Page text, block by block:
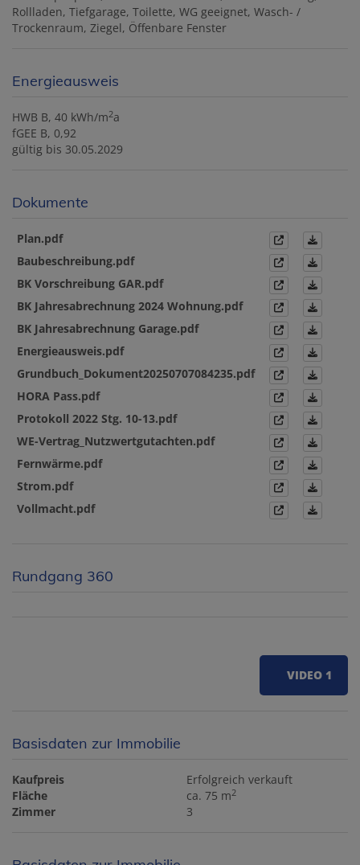
Rollladen Tiefgarage Toilette WG geeignet Wasch- /
Trockenraum Ziegel Öffenbare Fenster
Energieausweis
HWB B, 40 kWh/m2a
fGEE B, 0,92
gültig bis 30.05.2029
Dokumente
Plan.pdf
Baubeschreibung.pdf
BK Vorschreibung GAR.pdf
BK Jahresabrechnung 2024 Wohnung.pdf
BK Jahresabrechnung Garage.pdf
Energieausweis.pdf
Grundbuch_Dokument20250707084235.pdf
HORA Pass.pdf
Protokoll 2022 Stg. 10-13.pdf
WE-Vertrag_Nutzwertgutachten.pdf
Fernwärme.pdf
Strom.pdf
Vollmacht.pdf
Rundgang 360
VIDEO 1
Basisdaten zur Immobilie
Kaufpreis
Erfolgreich verkauft
Fläche
ca. 75 m2
Zimmer 3